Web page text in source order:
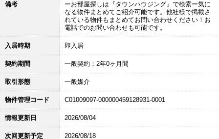
備考
ーお部屋探しは『タウンハウジング』で検索ー気に
なる物件まとめてご紹介可能です。他社様で掲載さ
れている物件もまとめてお問い合わせください！お
電話でのお問い合わせも可能です。
入居時期 即入居
契約期間 一般契約：2年0ヶ月間
取引形態 一般媒介
物件管理コード C01009097-000000459128931-0001
情報更新日 2026/08/04
次回更新予定 2026/08/18